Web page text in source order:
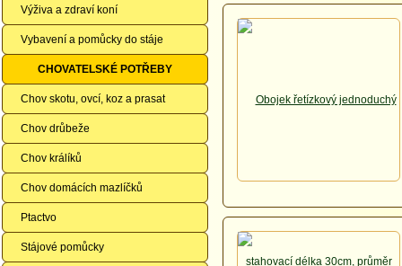
Výživa a zdraví koní
Vybavení a pomůcky do stáje
CHOVATELSKÉ POTŘEBY
Chov skotu, ovcí, koz a prasat
Chov drůbeže
Chov králíků
Chov domácích mazlíčků
Ptactvo
Stájové pomůcky